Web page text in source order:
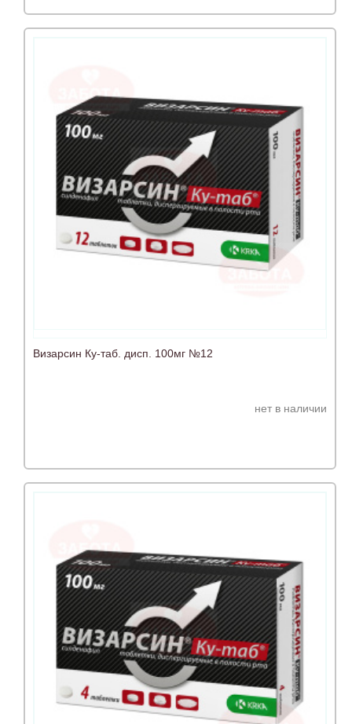
Визарсин Ку-таб. дисп. 100мг №12
нет в наличии